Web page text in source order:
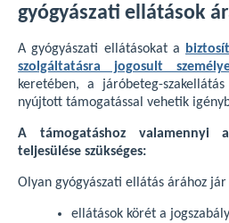
gyógyászati ellátások
A gyógyászati ellátásokat a
szolgáltatásra jogosult
keretében, a járóbeteg-
nyújtott támogatással vehetik
A támogatáshoz valamennyi
teljesülése szükséges:
Olyan gyógyászati ellátás árához
ellátások körét a